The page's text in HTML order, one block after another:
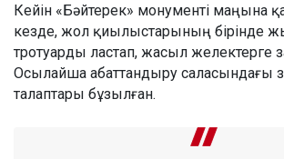
Кейін «Бәйтерек» монументі маңына
кезде, жол қиылыстарының бірінде
тротуарды ластап, жасыл желектерге
Осылайша абаттандыру саласындағы
талаптары бұзылған.